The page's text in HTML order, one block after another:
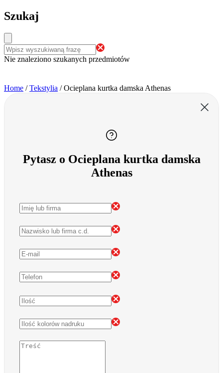
Szukaj
Nie znaleziono szukanych przedmiotów
Home /Tekstylia /Ocieplana kurtka damska Athenas
Pytasz o Ocieplana kurtka damska
Athenas